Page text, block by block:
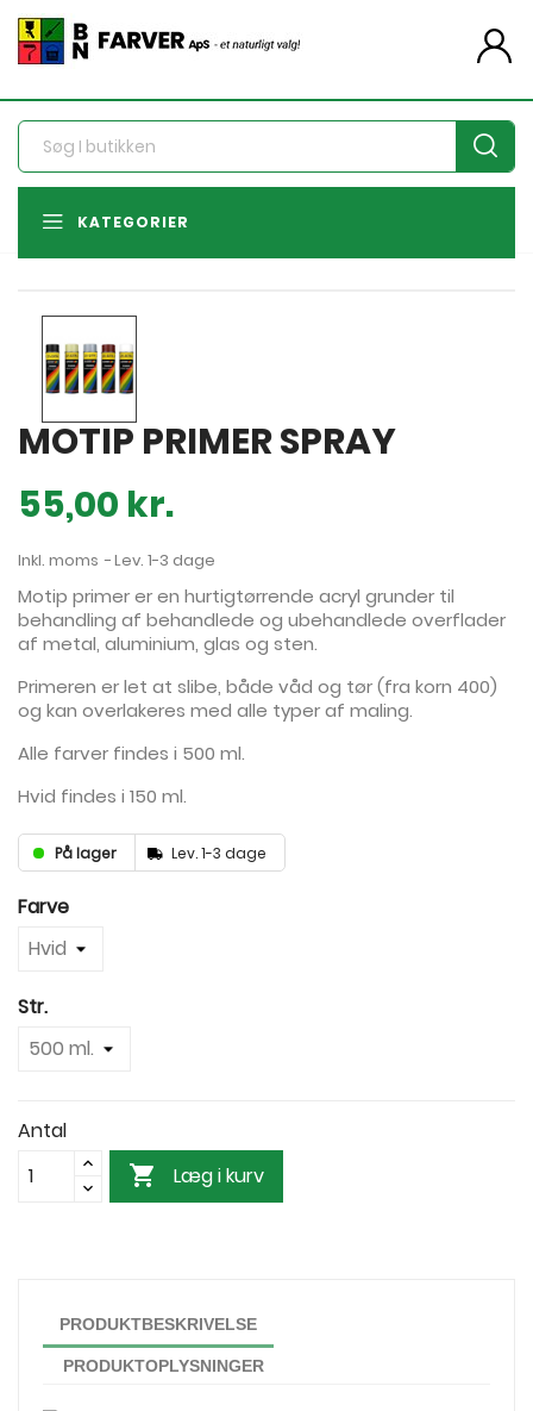
person
KATEGORIER
MOTIP PRIMER SPRAY
55,00 kr.
Inkl. moms Lev. 1-3 dage
Motip primer er en hurtigtørrende acryl grunder til
behandling af behandlede og ubehandlede overflader
af metal, aluminium, glas og sten.
Primeren er let at slibe, både våd og tør (fra korn 400)
og kan overlakeres med alle typer af maling.
Alle farver findes i 500 ml.
Hvid findes i 150 ml.
På lager Lev. 1-3 dage
Farve
Str.
Antal
 Læg i kurv
PRODUKTBESKRIVELSE
PRODUKTOPLYSNINGER